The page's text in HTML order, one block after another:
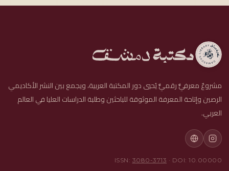
مشروعٌ معرفيٌّ رقميٌّ يُحيي دور المكتبة العربية، ويجمع بين النشر الأكاديمي
الرصين وإتاحة المعرفة الموثوقة للباحثين وطلبة الدراسات العليا في العالم
العربي.
ISSN: 3080-3713 · DOI: 10.00000